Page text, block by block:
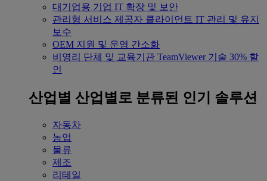
대기업용 기업 IT 확장 및 보안
관리형 서비스 제공자 클라이언트 IT 관리 및 유지
보수
OEM 지원 및 운영 간소화
비영리 단체 및 교육기관 TeamViewer 기술 30% 할
인
산업별 산업별로 분류된 인기 솔루션
자동차
농업
물류
제조
리테일